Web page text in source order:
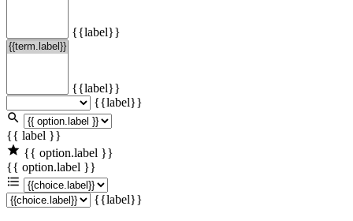
{{label}}
{{label}}
{{label}}
{{ label }}
{{ option.label }}
{{ option.label }}
{{label}}